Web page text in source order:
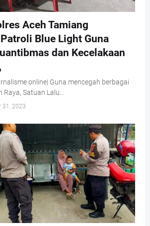
Aceh Tamiang
Blue Light Guna
dan Kecelakaan
online| Guna mencegah berbagai
Satuan Lalu…
31, 2023